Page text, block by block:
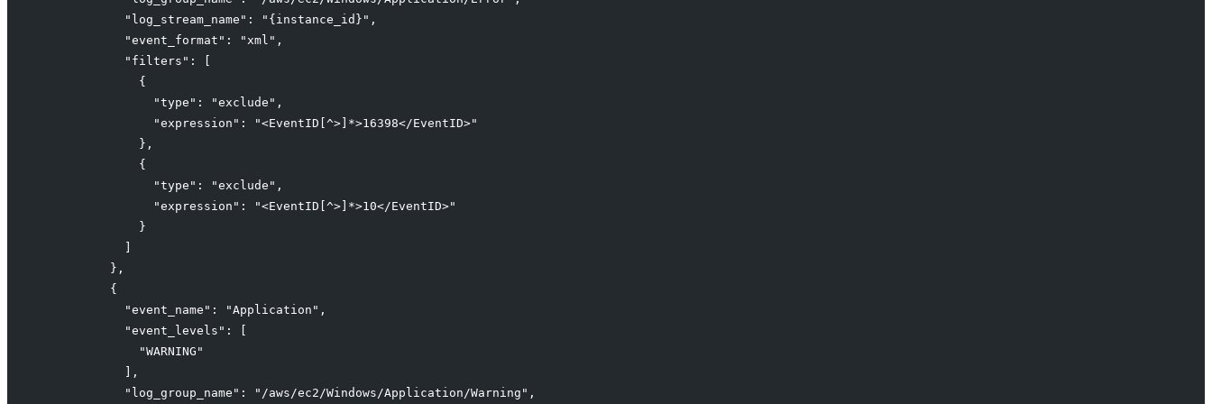
            "log_stream_name": "{instance_id}",
            "event_format": "xml",
            "filters": [
              {
                "type": "exclude",
                "expression": "<EventID[^>]*>16398</EventID>"
              },
              {
                "type": "exclude",
                "expression": "<EventID[^>]*>10</EventID>"
              }
            ]
          },
          {
            "event_name": "Application",
            "event_levels": [
              "WARNING"
            ],
            "log_group_name": "/aws/ec2/Windows/Application/Warning",